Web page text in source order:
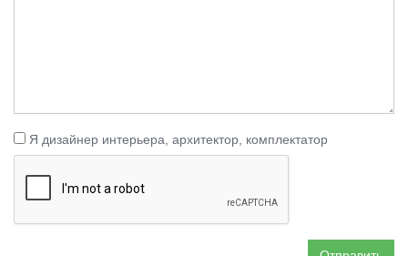
Я дизайнер интерьера, архитектор, комплектатор